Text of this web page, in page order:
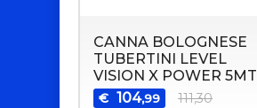
CANNA BOLOGNESE
TUBERTINI LEVEL
VISION X POWER 5MT
€ 104,99 111,30